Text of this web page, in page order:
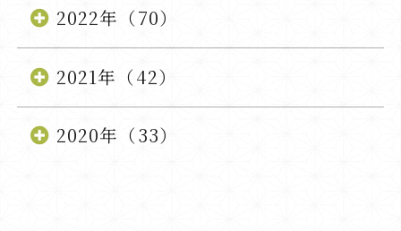
2022年（70）
2021年（42）
2020年（33）